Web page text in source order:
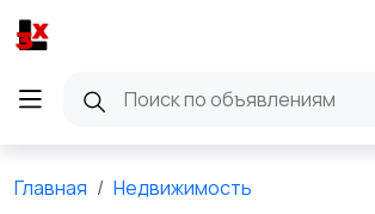
Главная Недвижимость